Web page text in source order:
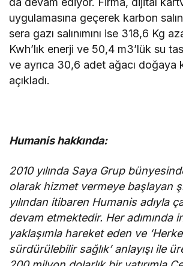
uygulamasına geçerek karbon
sera gazı salınımını ise 318,6 Kg
Kwh’lık enerji ve 50,4 m3’lük su
ve ayrıca 30,6 adet ağacı doğaya
açıkladı.
Humanis hakkında:
2010 yılında Saya Grup
olarak hizmet vermeye başlayan
yılından itibaren Humanis adıyla
devam etmektedir. Her adımında
yaklaşımla hareket eden ve
sürdürülebilir sağlık’ anlayışı ile